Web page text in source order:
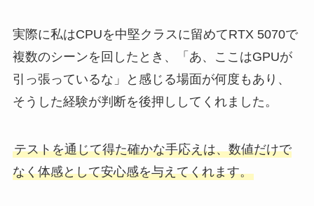
実際に私はCPUを中堅クラスに留めてRTX 5070で
複数のシーンを回したとき、「あ、ここはGPUが
引っ張っているな」と感じる場面が何度もあり、
そうした経験が判断を後押ししてくれました。
テストを通じて得た確かな手応えは、数値だけで
なく体感として安心感を与えてくれます。